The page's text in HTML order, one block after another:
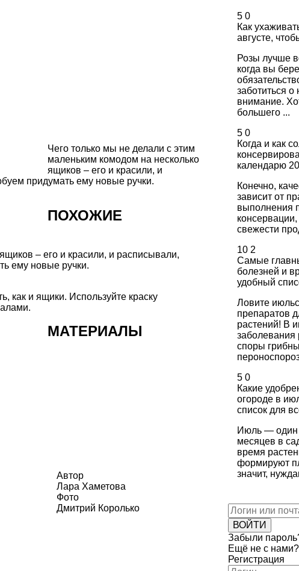
Чего только мы не делали с этим
маленьким комодом на несколько
ящиков – его и красили, и
придумать ему новые ручки.
– его и красили, и расписывали,
ему новые ручки.
как и ящики. Используйте краску
.
Автор
Лара Хаметова
Фото
Дмитрий Королько
ПОХОЖИЕ
МАТЕРИАЛЫ
5 0
Как
августе,
Розы лучше
когда вы
заботиться о
внимание.
большего ...
5 0
Когда и как
календарю
Конечно,
зависит от
выполнения
консервации,
свежести
10 2
Самые
болезней и
удобный
Ловите
препаратов
растений! В
споры
5 0
Какие
огороде в
список для
Июль — один
месяцев в
время
формируют
значит,
Забыли
Ещё не с нами?
Регистрация